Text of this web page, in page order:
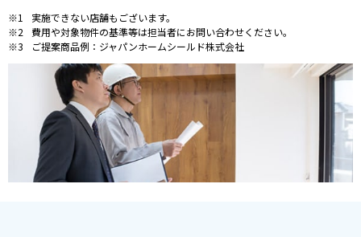
実施できない店舗もございます。
費用や対象物件の基準等は担当者にお問い合わせください。
ご提案商品例：ジャパンホームシールド株式会社